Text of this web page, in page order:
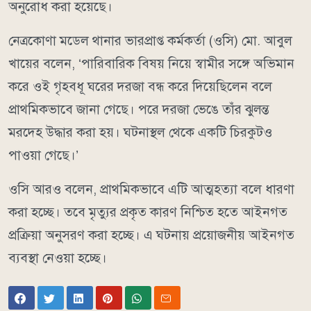
অনুরোধ করা হয়েছে।
নেত্রকোণা মডেল থানার ভারপ্রাপ্ত কর্মকর্তা (ওসি) মো. আবুল
খায়ের বলেন, ‘পারিবারিক বিষয় নিয়ে স্বামীর সঙ্গে অভিমান
করে ওই গৃহবধূ ঘরের দরজা বন্ধ করে দিয়েছিলেন বলে
প্রাথমিকভাবে জানা গেছে। পরে দরজা ভেঙে তাঁর ঝুলন্ত
মরদেহ উদ্ধার করা হয়। ঘটনাস্থল থেকে একটি চিরকুটও
পাওয়া গেছে।’
ওসি আরও বলেন, প্রাথমিকভাবে এটি আত্মহত্যা বলে ধারণা
করা হচ্ছে। তবে মৃত্যুর প্রকৃত কারণ নিশ্চিত হতে আইনগত
প্রক্রিয়া অনুসরণ করা হচ্ছে। এ ঘটনায় প্রয়োজনীয় আইনগত
ব্যবস্থা নেওয়া হচ্ছে।